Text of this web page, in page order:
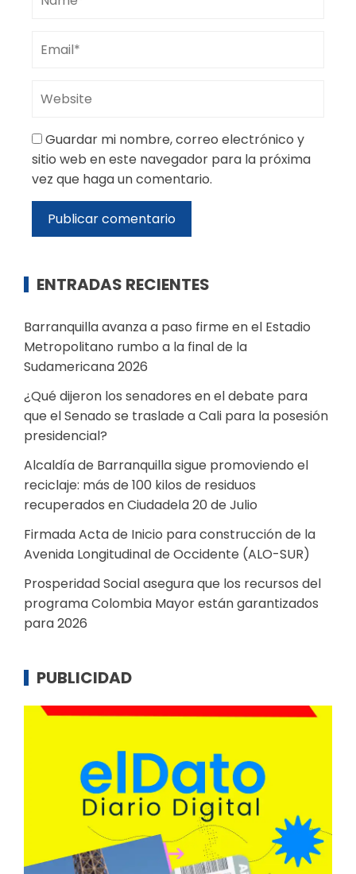
Guardar mi nombre, correo electrónico y
sitio web en este navegador para la próxima
vez que haga un comentario.
ENTRADAS RECIENTES
Barranquilla avanza a paso firme en el Estadio
Metropolitano rumbo a la final de la
Sudamericana 2026
¿Qué dijeron los senadores en el debate para
que el Senado se traslade a Cali para la posesión
presidencial?
Alcaldía de Barranquilla sigue promoviendo el
reciclaje: más de 100 kilos de residuos
recuperados en Ciudadela 20 de Julio
Firmada Acta de Inicio para construcción de la
Avenida Longitudinal de Occidente (ALO-SUR)
Prosperidad Social asegura que los recursos del
programa Colombia Mayor están garantizados
para 2026
PUBLICIDAD